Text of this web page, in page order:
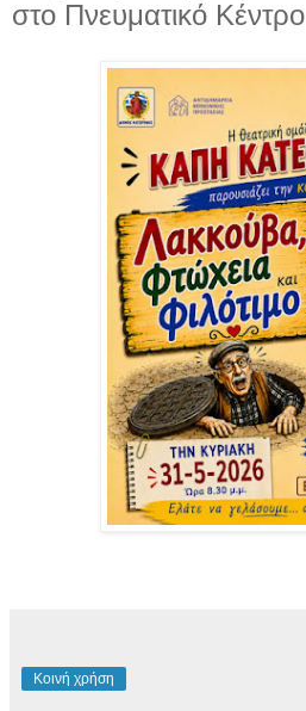
στο Πνευματικό Κέντρο
Κοινή χρήση